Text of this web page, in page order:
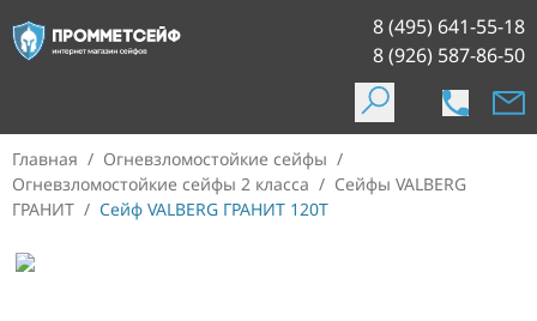
8 (495) 641-55-18
8 (926) 587-86-50
Главная / Огневзломостойкие сейфы /
Огневзломостойкие сейфы 2 класса / Сейфы VALBERG
ГРАНИТ / Сейф VALBERG ГРАНИТ 120T